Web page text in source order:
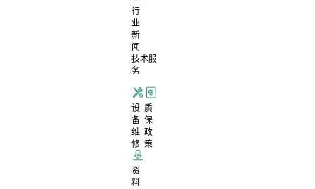
行
业
新
闻
技术服
务
设
备
维
修
质
保
政
策
资
料